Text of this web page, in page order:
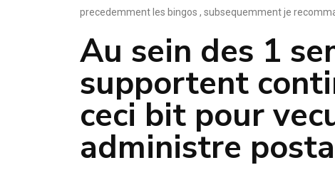
precedemment les bingos , subsequemment je
Au sein des 1
supportent
ceci bit pour
administre